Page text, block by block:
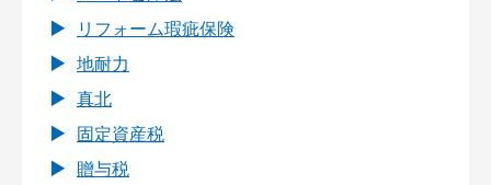
リフォーム瑕疵保険
地耐力
真北
固定資産税
贈与税